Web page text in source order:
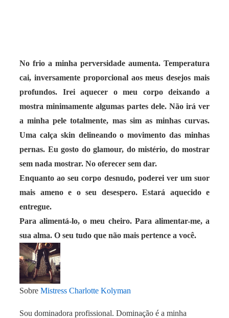
No frio a minha perversidade aumenta. Temperatura
cai, inversamente proporcional aos meus desejos mais
profundos. Irei aquecer o meu corpo deixando a
mostra minimamente algumas partes dele. Não irá ver
a minha pele totalmente, mas sim as minhas curvas.
Uma calça skin delineando o movimento das minhas
pernas. Eu gosto do glamour, do mistério, do mostrar
sem nada mostrar. No oferecer sem dar.
Enquanto ao seu corpo desnudo, poderei ver um suor
mais ameno e o seu desespero. Estará aquecido e
entregue.
Para alimentá-lo, o meu cheiro. Para alimentar-me, a
sua alma. O seu tudo que não mais pertence a você.
Sobre Mistress Charlotte Kolyman
Sou dominadora profissional. Dominação é a minha